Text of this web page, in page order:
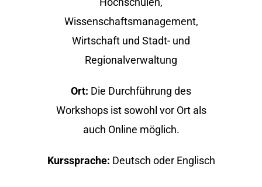
Wissenschaftsmanagement,
Wirtschaft und Stadt- und
Regionalverwaltung
Ort: Die Durchführung des
Workshops ist sowohl vor Ort als
auch Online möglich.
Kurssprache: Deutsch oder Englisch